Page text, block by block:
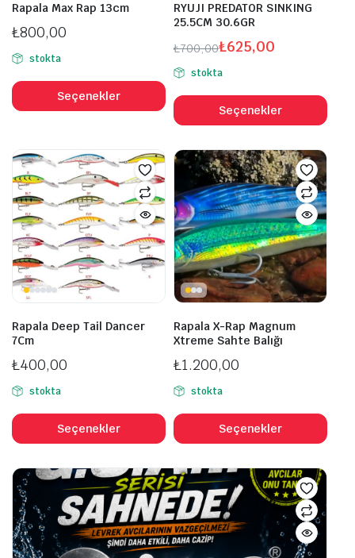
Rapala Max Rap 13cm
₺800,00
stokta
Seçenekler
Bu
ürünün
birden
varyasyonu
Seçenekler
ürün
sayfasından
seçilebilir
RYUJI PREDATOR SINKING
25.5CM 30.6GR
₺700,00
Orijinal
fiyat:
₺700,00.
₺625,00
Şu
andaki
fiyat:
₺625,00.
stokta
Seçenekler
Rapala Deep Tail Dancer
7Cm
₺400,00
stokta
Seçenekler
birden
fazla
varyasyonu
var.
Seçenekler
ürün
Rapala X-Rap Magnum
Xtreme Sahte Balığı
₺1.200,00
stokta
Seçenekler